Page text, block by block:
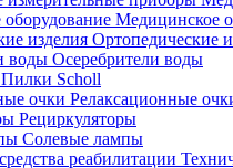
Медицинское
Ортопедические
Осеребрители воды
Пилки Scholl
Релаксационные
Рециркуляторы
Солевые лампы